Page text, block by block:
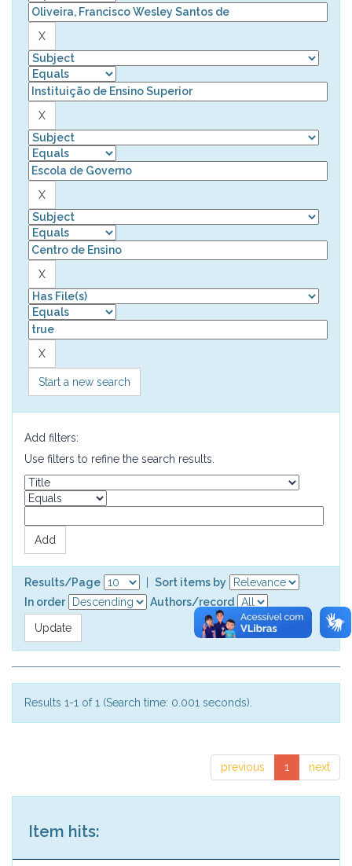
Start a new search
Add filters:
Use filters to refine the search results.
Results/Page
Sort items by
In order
Authors/record
Results 1-1 of 1 (Search time: 0.001 seconds).
previous 1 next
Item hits: